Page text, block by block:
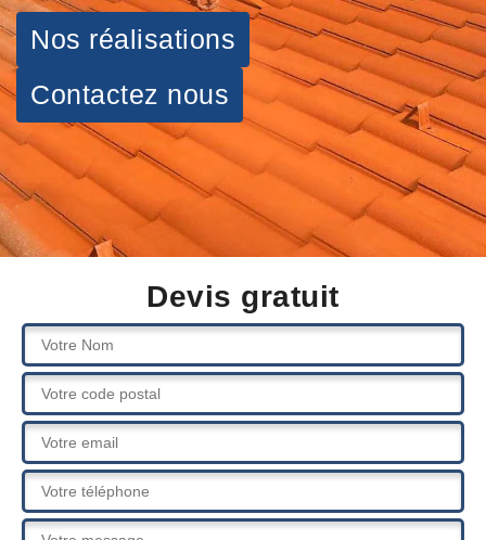
Nos réalisations
Contactez nous
Devis gratuit